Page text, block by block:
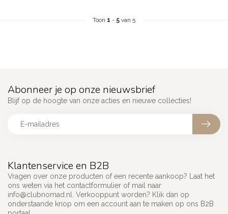
Toon 1 - 5 van 5
Klantenservice en B2B
Vragen over onze producten of een recente aankoop? Laat het
ons weten via het contactformulier of mail naar
info@clubnomad.nl. Verkooppunt worden? Klik dan op
onderstaande knop om een account aan te maken op ons B2B
Abonneer je op onze nieuwsbrief
Blijf op de hoogte van onze acties en nieuwe collecties!